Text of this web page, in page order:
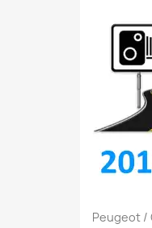
Peugeot /